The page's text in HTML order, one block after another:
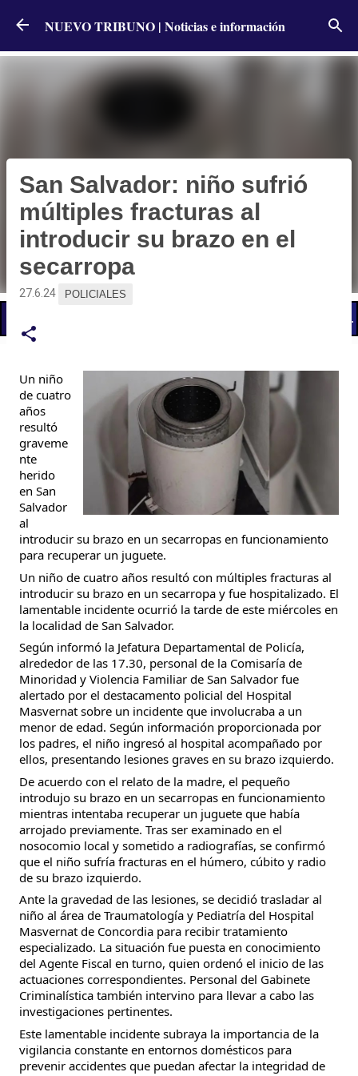
Ir al contenido principal
NUEVO TRIBUNO | Noticias e información
San Salvador: niño sufrió
múltiples fracturas al
introducir su brazo en el
secarropa
27.6.24 POLICIALES
Un niño
de cuatro
años
resultó
graveme
nte
herido
en San
Salvador
al
introducir su brazo en un secarropas en funcionamiento
para recuperar un juguete.
Un niño de cuatro años resultó con múltiples fracturas al
introducir su brazo en un secarropa y fue hospitalizado. El
lamentable incidente ocurrió la tarde de este miércoles en
la localidad de San Salvador.
Según informó la Jefatura Departamental de Policía,
alrededor de las 17.30, personal de la Comisaría de
Minoridad y Violencia Familiar de San Salvador fue
alertado por el destacamento policial del Hospital
Masvernat sobre un incidente que involucraba a un
menor de edad. Según información proporcionada por
los padres, el niño ingresó al hospital acompañado por
ellos, presentando lesiones graves en su brazo izquierdo.
De acuerdo con el relato de la madre, el pequeño
introdujo su brazo en un secarropas en funcionamiento
mientras intentaba recuperar un juguete que había
arrojado previamente. Tras ser examinado en el
nosocomio local y sometido a radiografías, se confirmó
que el niño sufría fracturas en el húmero, cúbito y radio
de su brazo izquierdo.
Ante la gravedad de las lesiones, se decidió trasladar al
niño al área de Traumatología y Pediatría del Hospital
Masvernat de Concordia para recibir tratamiento
especializado. La situación fue puesta en conocimiento
del Agente Fiscal en turno, quien ordenó el inicio de las
actuaciones correspondientes. Personal del Gabinete
Criminalística también intervino para llevar a cabo las
investigaciones pertinentes.
Este lamentable incidente subraya la importancia de la
vigilancia constante en entornos domésticos para
prevenir accidentes que puedan afectar la integridad de